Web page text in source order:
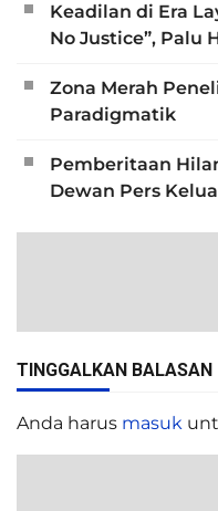
Keadilan di Era
No Justice”, Palu
Zona Merah
Paradigmatik
Pemberitaan
Dewan Pers
TINGGALKAN BALASAN
Anda harus masuk